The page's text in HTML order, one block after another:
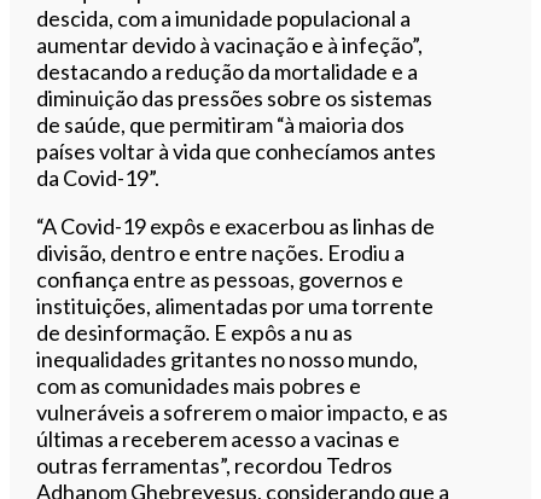
descida, com a imunidade populacional a
aumentar devido à vacinação e à infeção”,
destacando a redução da mortalidade e a
diminuição das pressões sobre os sistemas
de saúde, que permitiram “à maioria dos
países voltar à vida que conhecíamos antes
da Covid-19”.
“A Covid-19 expôs e exacerbou as linhas de
divisão, dentro e entre nações. Erodiu a
confiança entre as pessoas, governos e
instituições, alimentadas por uma torrente
de desinformação. E expôs a nu as
inequalidades gritantes no nosso mundo,
com as comunidades mais pobres e
vulneráveis a sofrerem o maior impacto, e as
últimas a receberem acesso a vacinas e
outras ferramentas”, recordou Tedros
Adhanom Ghebreyesus, considerando que a